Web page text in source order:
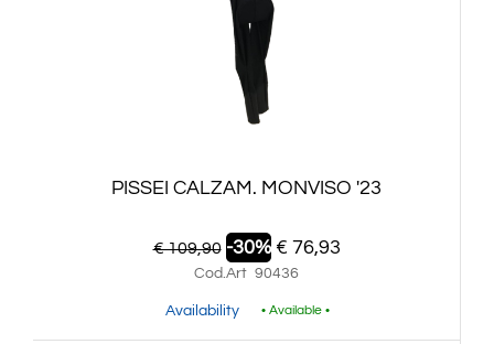
PISSEI CALZAM. MONVISO '23
€ 109,90 -30% € 76,93
Cod.Art 90436
Availability • Available •